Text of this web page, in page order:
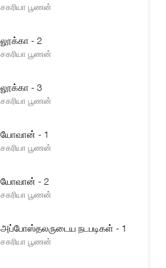
சகரியா பூணன்
லூக்கா - 2
சகரியா பூணன்
லூக்கா - 3
சகரியா பூணன்
யோவான் - 1
சகரியா பூணன்
யோவான் - 2
சகரியா பூணன்
அப்போஸ்தலருடைய நடபடிகள் - 1
சகரியா பூணன்